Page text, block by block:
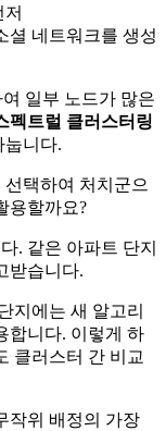
셜 네트워크를 생성
일부 노드가 많은
펙트럴 클러스터링
눕니다.
택하여 처치군으
용할까요?
. 같은 아파트 단지
받습니다.
지에는 새 알고리
합니다. 이렇게 하
클러스터 간 비교
작위 배정의 가장